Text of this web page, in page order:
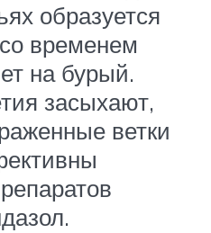
образуется
временем
на бурый.
засыхают,
ветки